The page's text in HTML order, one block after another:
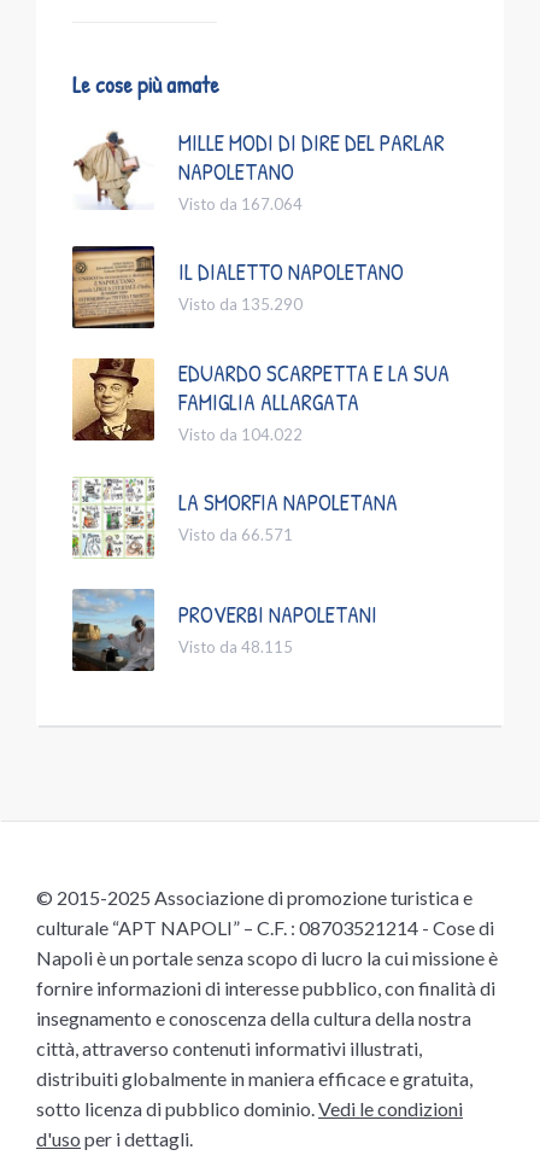
Le cose più amate
MILLE MODI DI DIRE DEL PARLAR
NAPOLETANO
Visto da 167.064
IL DIALETTO NAPOLETANO
Visto da 135.290
EDUARDO SCARPETTA E LA SUA
FAMIGLIA ALLARGATA
Visto da 104.022
LA SMORFIA NAPOLETANA
Visto da 66.571
PROVERBI NAPOLETANI
Visto da 48.115
© 2015-2025 Associazione di promozione turistica e
culturale “APT NAPOLI” – C.F. : 08703521214 - Cose di
Napoli è un portale senza scopo di lucro la cui missione è
fornire informazioni di interesse pubblico, con finalità di
insegnamento e conoscenza della cultura della nostra
città, attraverso contenuti informativi illustrati,
distribuiti globalmente in maniera efficace e gratuita,
sotto licenza di pubblico dominio.Vedi le condizioni
d'uso per i dettagli.